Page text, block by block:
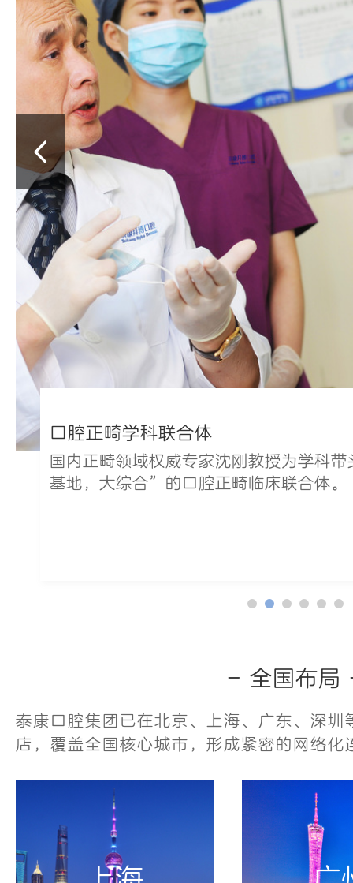
口腔正畸学科联合体
国内正畸领域权威专家沈刚教授为学科
基地，大综合”的口腔正畸临床联合体。
- 全国布
泰康口腔集团已在北京、上海、广东、深
店，覆盖全国核心城市，形成紧密的网络化